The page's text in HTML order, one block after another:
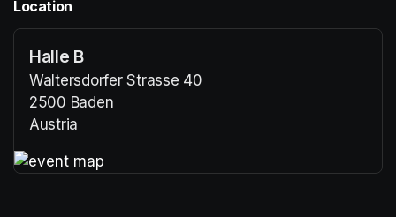
Location
Halle B
Waltersdorfer Strasse 40
2500 Baden
Austria